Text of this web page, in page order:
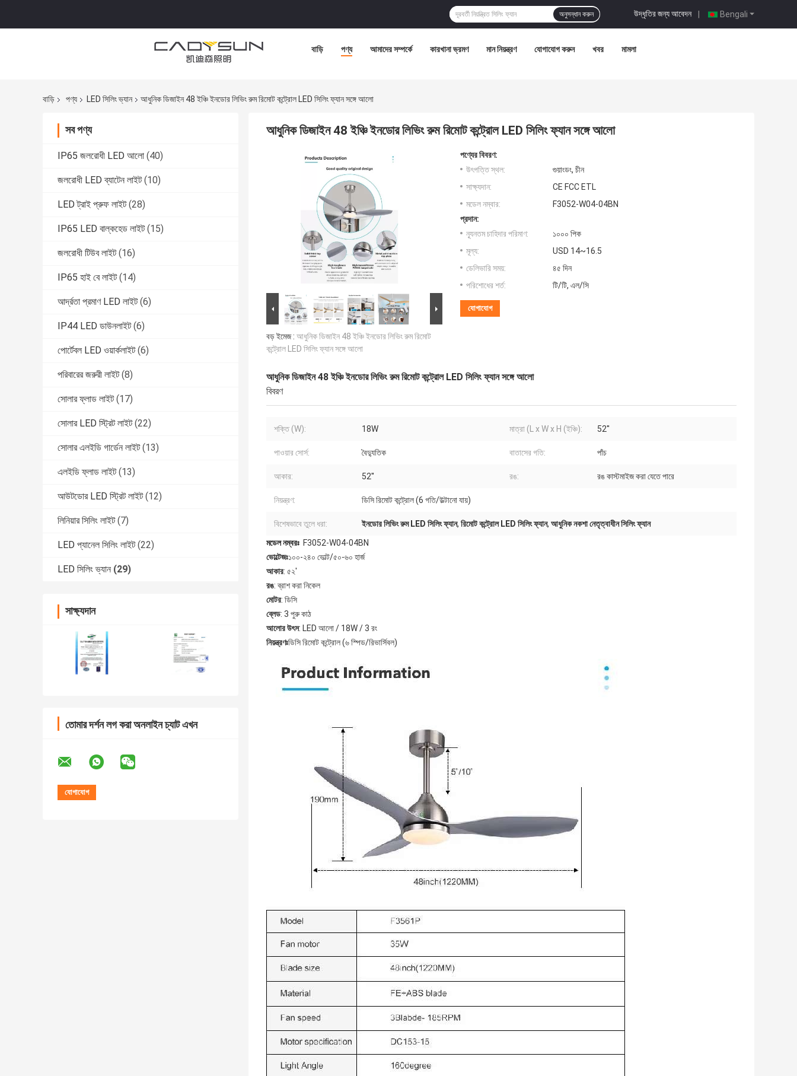
Bengali
উদ্ধৃতির জন্য আবেদন |
অনুসন্ধান করুন
বাড়ি পণ্য আমাদের সম্পর্কে কারখানা ভ্রমণ মান নিয়ন্ত্রণ যোগাযোগ করুন খবর মামলা
বাড়ি পণ্য LED সিলিং ভ্যান আধুনিক ডিজাইন 48 ইঞ্চি ইনডোর লিভিং রুম রিমোট কন্ট্রোল LED সিলিং ফ্যান সঙ্গে আলো
সব পণ্য
IP65 জলরোধী LED আলো (40)
জলরোধী LED ব্যাটেন লাইট (10)
LED ট্রাই প্রুফ লাইট (28)
IP65 LED বাল্কহেড লাইট (15)
জলরোধী টিউব লাইট (16)
IP65 হাই বে লাইট (14)
আর্দ্রতা প্রমাণ LED লাইট (6)
IP44 LED ডাউনলাইট (6)
পোর্টেবল LED ওয়ার্কলাইট (6)
পরিবারের জরুরী লাইট (8)
সোলার ফ্লাড লাইট (17)
সোলার LED স্ট্রিট লাইট (22)
সোলার এলইডি গার্ডেন লাইট (13)
এলইডি ফ্লাড লাইট (13)
আউটডোর LED স্ট্রিট লাইট (12)
লিনিয়ার সিলিং লাইট (7)
LED প্যানেল সিলিং লাইট (22)
LED সিলিং ভ্যান (29)
সাক্ষ্যদান
তোমার দর্শন লগ করা অনলাইন চ্যাট এখন
আধুনিক ডিজাইন 48 ইঞ্চি ইনডোর লিভিং রুম রিমোট কন্ট্রোল LED সিলিং ফ্যান সঙ্গে আলো
বড় ইমেজ : আধুনিক ডিজাইন 48 ইঞ্চি ইনডোর লিভিং রুম রিমোট
কন্ট্রোল LED সিলিং ফ্যান সঙ্গে আলো
পণ্যের বিবরণ:
উৎপত্তি স্থল:
গুয়াংডং, চীন
সাক্ষ্যদান:
CE FCC ETL
মডেল নম্বার:
F3052-W04-04BN
প্রদান:
ন্যূনতম চাহিদার পরিমাণ:
১০০০ পিক
মূল্য:
USD 14~16.5
ডেলিভারি সময়:
৪৫ দিন
পরিশোধের শর্ত:
টি/টি, এল/সি
যোগাযোগ
আধুনিক ডিজাইন 48 ইঞ্চি ইনডোর লিভিং রুম রিমোট কন্ট্রোল LED সিলিং ফ্যান সঙ্গে আলো
বিবরণ
শক্তি (W): 18W মাত্রা (L x W x H (ইঞ্চি): 52''
পাওয়ার সোর্স: বৈদ্যুতিক বাতাসের গতি: পাঁচ
আকার: 52'' রঙ: রঙ কাস্টমাইজ করা যেতে পারে
নিয়ন্ত্রণ: ডিসি রিমোট কন্ট্রোল (6 গতি/উল্টানো যায়)
বিশেষভাবে তুলে ধরা: ইনডোর লিভিং রুম LED সিলিং ফ্যান, রিমোট কন্ট্রোল LED সিলিং ফ্যান, আধুনিক নকশা নেতৃত্বাধীন সিলিং ফ্যান
মডেল নম্বরঃ F3052-W04-04BN
ভোল্টেজঃ১০০-২৪০ ভোল্ট/৫০-৬০ হার্জ
আকার: ৫২'
রঙ: ব্রাশ করা নিকেল
মোটর: ডিসি
ব্লেড: 3 পুরু কাঠ
আলোর উৎস: LED আলো / 18W / 3 রং
নিয়ন্ত্রণঃডিসি রিমোট কন্ট্রোল (৬ স্পিড/রিভার্সিবল)